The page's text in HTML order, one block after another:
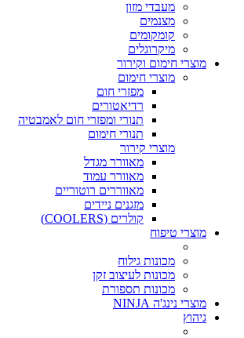
מעבדי מזון
מצנמים
קומקומים
מיקרוגלים
מוצרי חימום וקירור
מוצרי חימום
מפזרי חום
רדיאטורים
תנורי ומפזרי חום לאמבטיה
תנורי חימום
מוצרי קירור
מאוורר מגדל
מאוורר עמוד
מאווררים רוטוריים
מזגנים ניידים
קולרים (COOLERS)
מוצרי טיפוח
מכונות גילוח
מכונות לעיצוב זקן
מכונות תספורת
מוצרי נינג'ה NINJA
גיהוץ